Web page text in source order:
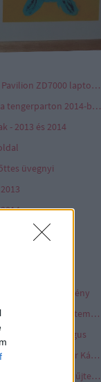
Ami egy HP Pavilion ZD7000 laptopból megmaradt az utókornak
Bikini divat a tengerparton 2014-ben
- 2013 és 2014
üvegnyi
- képek 2012
gyűjtemény
Komolyzenei hanglemez gyűjtemény
katalógus
Kormányrendelet - a Quaestor Károsultak Kárrendezési Alapjához a kárrendezés iránti kérelem kormányablakon keresztül történő benyújtásáról
Long Play vinyl hanglemez gyűjtemény